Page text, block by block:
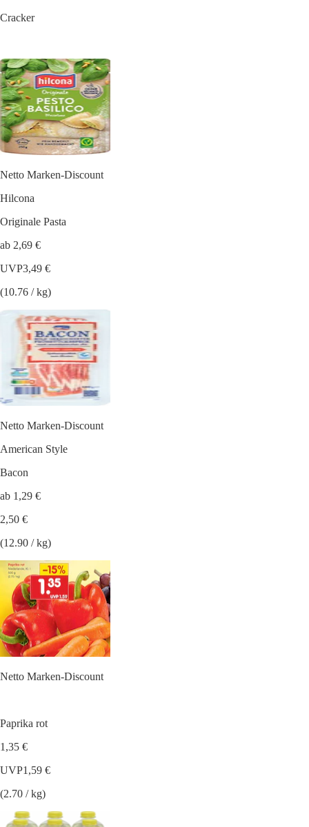
Cracker
Netto Marken-Discount
Hilcona
Originale Pasta
ab 2,69 €
UVP3,49 €
(10.76 / kg)
Netto Marken-Discount
American Style
Bacon
ab 1,29 €
2,50 €
(12.90 / kg)
Netto Marken-Discount
Paprika rot
1,35 €
UVP1,59 €
(2.70 / kg)